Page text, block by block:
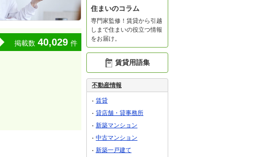
掲載数 40,029 件
住まいのコラム
専門家監修！賃貸から引越
しまで住まいの役立つ情報
をお届け。
賃貸用語集
不動産情報
賃貸
貸店舗・貸事務所
新築マンション
中古マンション
新築一戸建て